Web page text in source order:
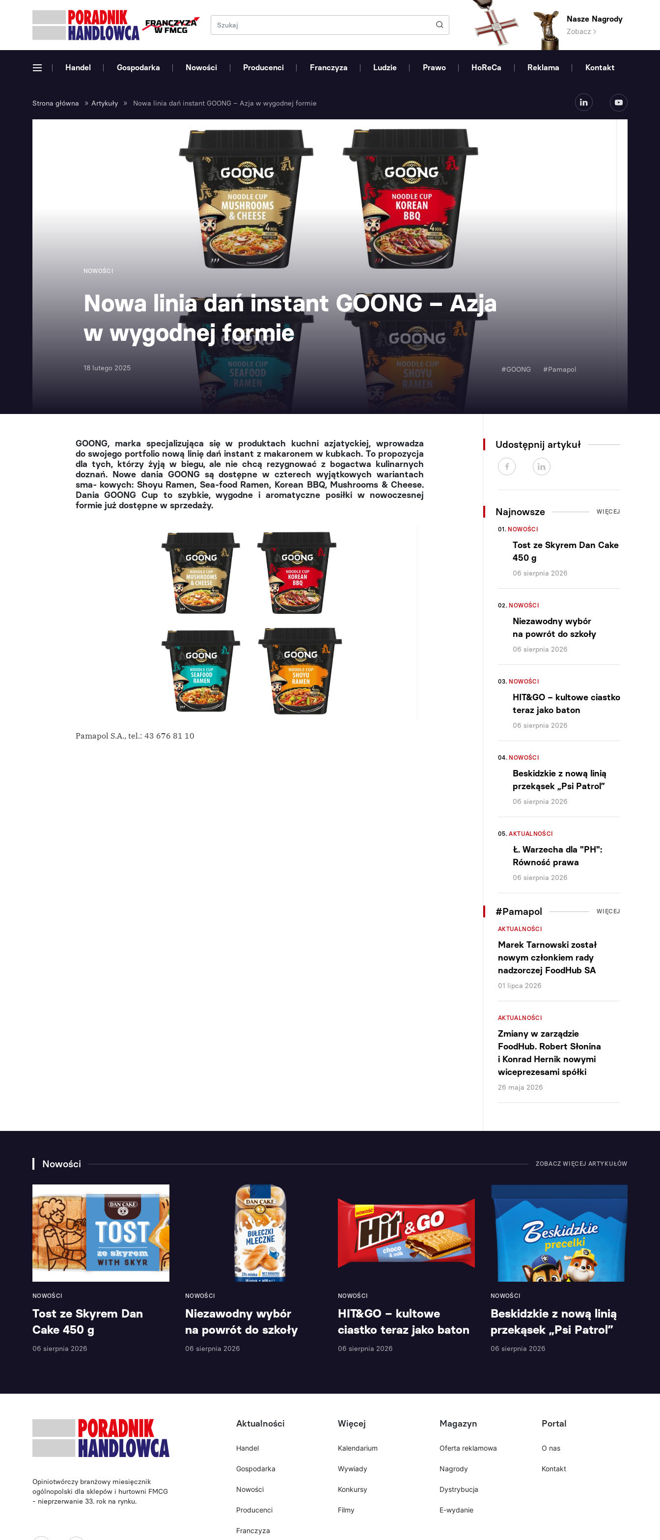
Nasze Nagrody
Zobacz
Handel Gospodarka Nowości Producenci Franczyza Ludzie Prawo HoReCa Reklama Kontakt
Strona główna » Artykuły » Nowa linia dań instant GOONG – Azja w wygodnej formie
NOWOŚCI
Nowa linia dań instant GOONG – Azja
w wygodnej formie
18 lutego 2025 #GOONG #Pamapol
GOONG, marka specjalizująca się w produktach kuchni azjatyckiej, wprowadza
do swojego portfolio nową linię dań instant z makaronem w kubkach. To propozycja
dla tych, którzy żyją w biegu, ale nie chcą rezygnować z bogactwa kulinarnych
doznań. Nowe dania GOONG są dostępne w czterech wyjątkowych wariantach
sma- kowych: Shoyu Ramen, Sea-food Ramen, Korean BBQ, Mushrooms & Cheese.
Dania GOONG Cup to szybkie, wygodne i aromatyczne posiłki w nowoczesnej
formie już dostępne w sprzedaży.
Pamapol S.A., tel.: 43 676 81 10
Udostępnij artykuł
Najnowsze WIĘCEJ
01. NOWOŚCI
Tost ze Skyrem Dan Cake
450 g
06 sierpnia 2026
02. NOWOŚCI
Niezawodny wybór
na powrót do szkoły
06 sierpnia 2026
03. NOWOŚCI
HIT&GO – kultowe ciastko
teraz jako baton
06 sierpnia 2026
04. NOWOŚCI
Beskidzkie z nową linią
przekąsek „Psi Patrol”
06 sierpnia 2026
05. AKTUALNOŚCI
Ł. Warzecha dla "PH":
Równość prawa
06 sierpnia 2026
#Pamapol WIĘCEJ
AKTUALNOŚCI
Marek Tarnowski został
nowym członkiem rady
nadzorczej FoodHub SA
01 lipca 2026
AKTUALNOŚCI
Zmiany w zarządzie
FoodHub. Robert Słonina
i Konrad Hernik nowymi
wiceprezesami spółki
26 maja 2026
Nowości ZOBACZ WIĘCEJ ARTYKUŁÓW
NOWOŚCI
Tost ze Skyrem Dan
Cake 450 g
06 sierpnia 2026
NOWOŚCI
Niezawodny wybór
na powrót do szkoły
06 sierpnia 2026
NOWOŚCI
HIT&GO – kultowe
ciastko teraz jako baton
06 sierpnia 2026
NOWOŚCI
Beskidzkie z nową linią
przekąsek „Psi Patrol”
06 sierpnia 2026
Opiniotwórczy branżowy miesięcznik
ogólnopolski dla sklepów i hurtowni FMCG
- nieprzerwanie 33. rok na rynku.
Aktualności
Handel
Gospodarka
Nowości
Producenci
Franczyza
Więcej
Kalendarium
Wywiady
Konkursy
Filmy
Magazyn
Oferta reklamowa
Nagrody
Dystrybucja
E-wydanie
Portal
O nas
Kontakt